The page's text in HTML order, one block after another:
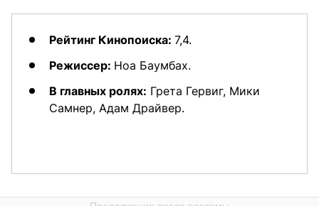
Рейтинг Кинопоиска: 7,4.
Режиссер: Ноа Баумбах.
В главных ролях: Грета Гервиг, Мики
Самнер, Адам Драйвер.